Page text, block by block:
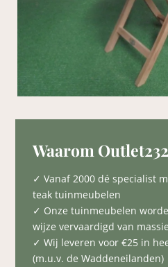
Waarom
✓ Vanaf 2000 dé specialist
teak tuinmeubelen
✓ Onze tuinmeubelen
wijze vervaardigd van
✓ Wij leveren voor €25 in
(m.u.v. de Waddeneilanden)